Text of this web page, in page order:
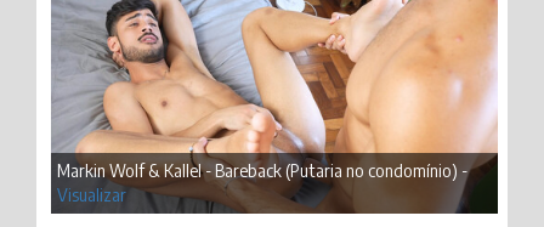
Markin Wolf & Kallel - Bareback (Putaria no condomínio) -
Visualizar